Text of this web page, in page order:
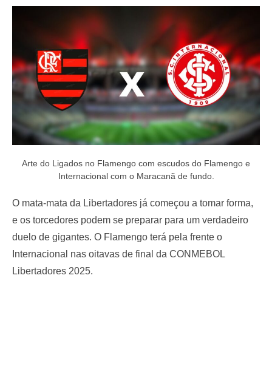
d
n
Arte do Ligados no Flamengo com escudos do Flamengo e
Internacional com o Maracanã de fundo.
O mata-mata da Libertadores já começou a tomar forma,
e os torcedores podem se preparar para um verdadeiro
duelo de gigantes. O Flamengo terá pela frente o
Internacional nas oitavas de final da CONMEBOL
Libertadores 2025.